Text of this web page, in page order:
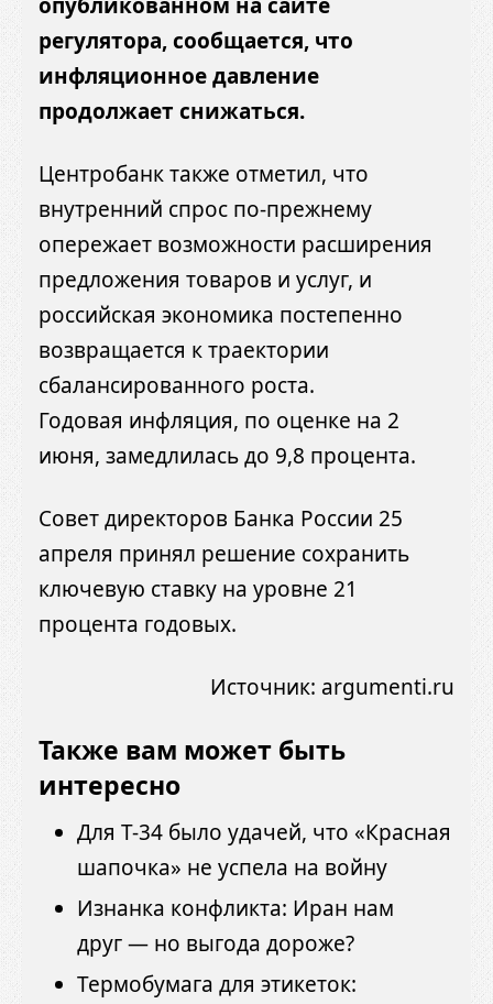
регулятора, сообщается, что
инфляционное давление
продолжает снижаться.
Центробанк также отметил, что
внутренний спрос по-прежнему
опережает возможности расширения
предложения товаров и услуг, и
российская экономика постепенно
возвращается к траектории
сбалансированного роста.
Годовая инфляция, по оценке на 2
июня, замедлилась до 9,8 процента.
Совет директоров Банка России 25
апреля принял решение сохранить
ключевую ставку на уровне 21
процента годовых.
Источник: argumenti.ru
Также вам может быть
интересно
Для Т-34 было удачей, что «Красная
шапочка» не успела на войну
Изнанка конфликта: Иран нам
друг — но выгода дороже?
Термобумага для этикеток: